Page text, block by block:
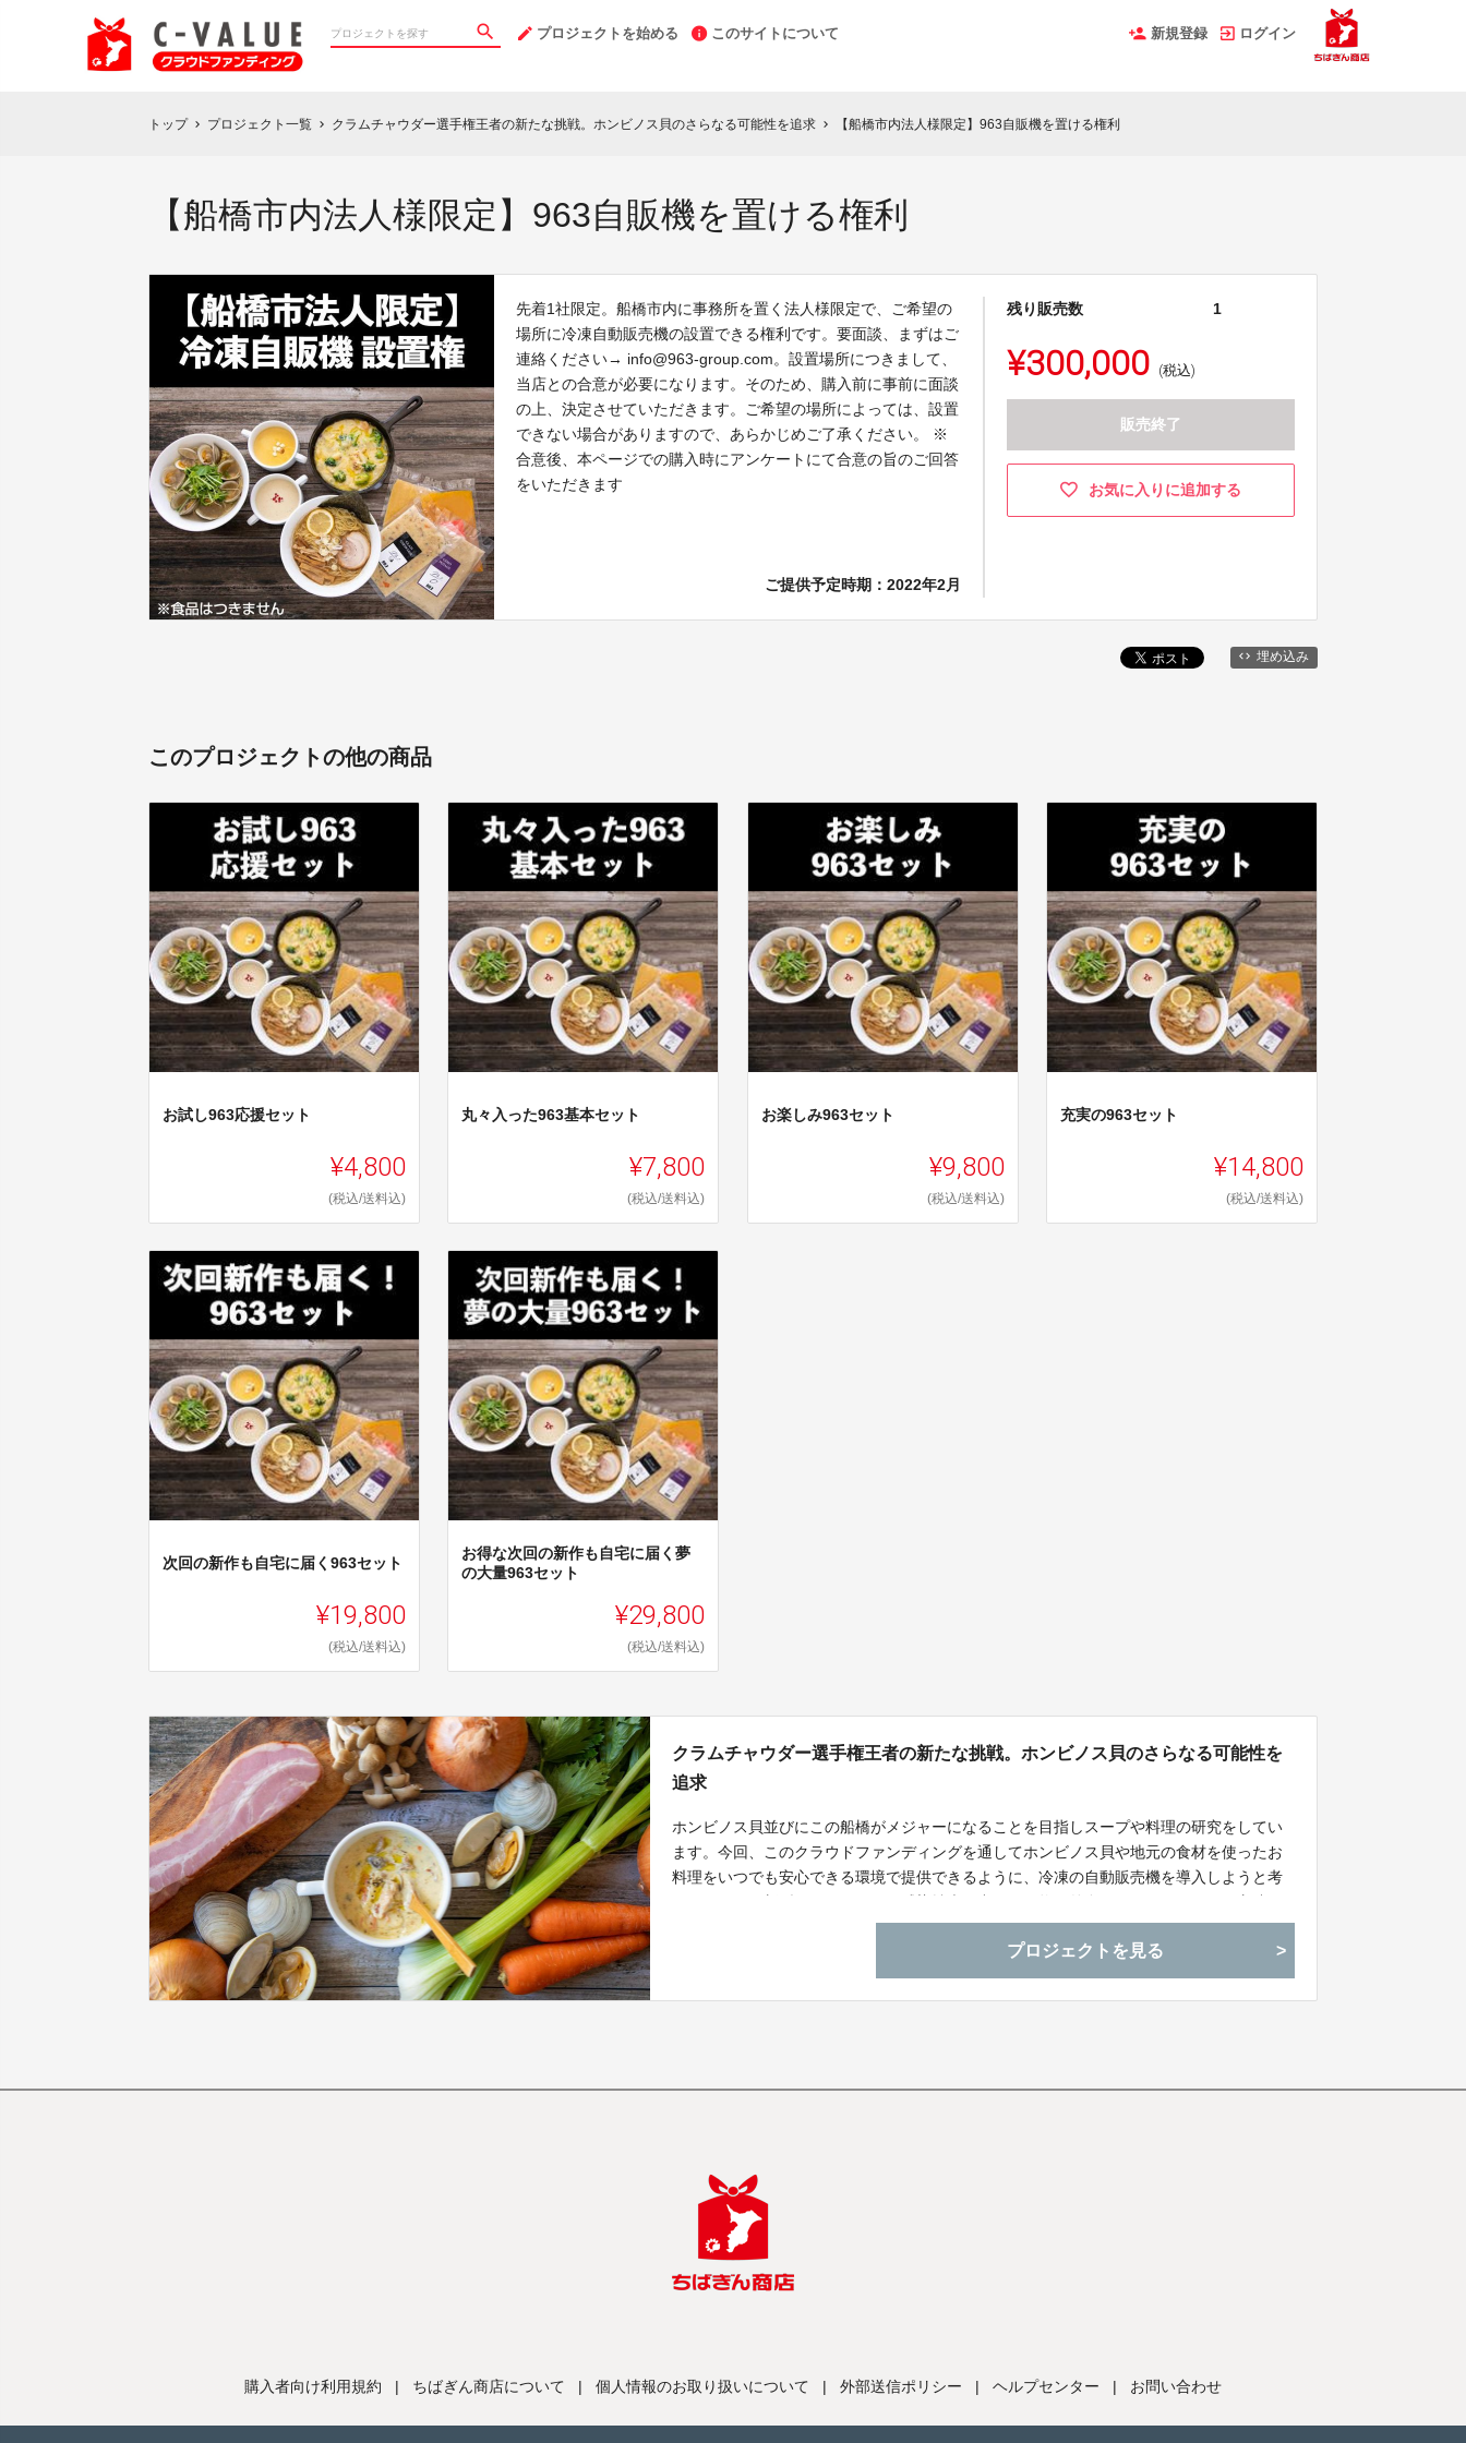
プロジェクトを始める このサイトについて 新規登録 ログイン
トップ chevron_right プロジェクト一覧 chevron_right クラムチャウダー選手権王者の新たな挑戦。ホンビノス貝のさらなる可能性を追求 chevron_right 【船橋市内法人様限定】963自販機を置ける権利
【船橋市内法人様限定】963自販機を置ける権利
先着1社限定。船橋市内に事務所を置く法人様限定で、ご希望の
場所に冷凍自動販売機の設置できる権利です。要面談、まずはご
連絡ください→ info@963-group.com。設置場所につきまして、
当店との合意が必要になります。そのため、購入前に事前に面談
の上、決定させていただきます。ご希望の場所によっては、設置
できない場合がありますので、あらかじめご了承ください。 ※
合意後、本ページでの購入時にアンケートにて合意の旨のご回答
をいただきます
ご提供予定時期：2022年2月
残り販売数 1
¥300,000 (税込)
販売終了
お気に入りに追加する
埋め込み
このプロジェクトの他の商品
お試し963応援セット
¥4,800
(税込/送料込)
丸々入った963基本セット
¥7,800
(税込/送料込)
お楽しみ963セット
¥9,800
(税込/送料込)
充実の963セット
¥14,800
(税込/送料込)
次回の新作も自宅に届く963セット
¥19,800
(税込/送料込)
お得な次回の新作も自宅に届く夢
の大量963セット
¥29,800
(税込/送料込)
クラムチャウダー選手権王者の新たな挑戦。ホンビノス貝のさらなる可能性を
追求
ホンビノス貝並びにこの船橋がメジャーになることを目指しスープや料理の研究をしてい
ます。今回、このクラウドファンディングを通してホンビノス貝や地元の食材を使ったお
料理をいつでも安心できる環境で提供できるように、冷凍の自動販売機を導入しようと考
いると思いますので、ご自宅でいつでもお店の味が味わえるように工夫した商品を開発中
です。C-VALUE先行販売の新作もありますので、ぜひ召し上がってください！
プロジェクトを見る
購入者向け利用規約 | ちばぎん商店について | 個人情報のお取り扱いについて | 外部送信ポリシー | ヘルプセンター | お問い合わせ